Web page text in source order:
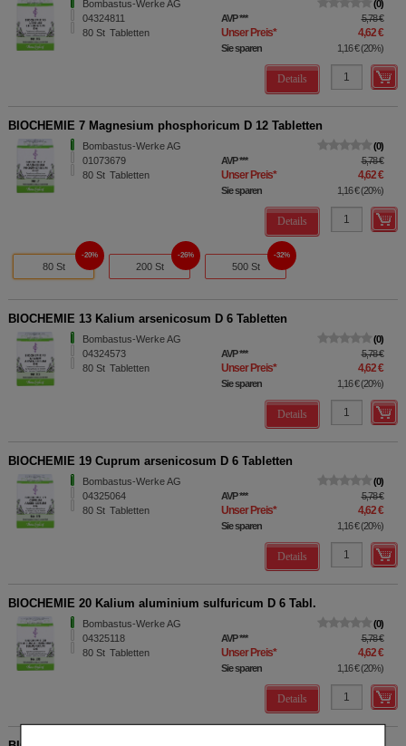
Bombastus-Werke AG
04324811
80 St Tabletten
0
AVP*** 5,78 €
Unser Preis* 4,62 €
Sie sparen 1,16 €(20%)
Details
BIOCHEMIE 7 Magnesium phosphoricum D 12 Tabletten
Bombastus-Werke AG
01073679
80 St Tabletten
0
AVP*** 5,78 €
Unser Preis* 4,62 €
Sie sparen 1,16 €(20%)
Details
80 St
20%
200 St
26%
500 St
32%
BIOCHEMIE 13 Kalium arsenicosum D 6 Tabletten
Bombastus-Werke AG
04324573
80 St Tabletten
0
AVP*** 5,78 €
Unser Preis* 4,62 €
Sie sparen 1,16 €(20%)
Details
BIOCHEMIE 19 Cuprum arsenicosum D 6 Tabletten
Bombastus-Werke AG
04325064
80 St Tabletten
0
AVP*** 5,78 €
Unser Preis* 4,62 €
Sie sparen 1,16 €(20%)
Details
BIOCHEMIE 20 Kalium aluminium sulfuricum D 6 Tabl.
Bombastus-Werke AG
04325118
80 St Tabletten
0
AVP*** 5,78 €
Unser Preis* 4,62 €
Sie sparen 1,16 €(20%)
Details